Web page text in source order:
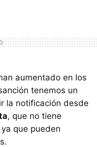
aumentado en los
tenemos un
la notificación desde
, que no tiene
que pueden